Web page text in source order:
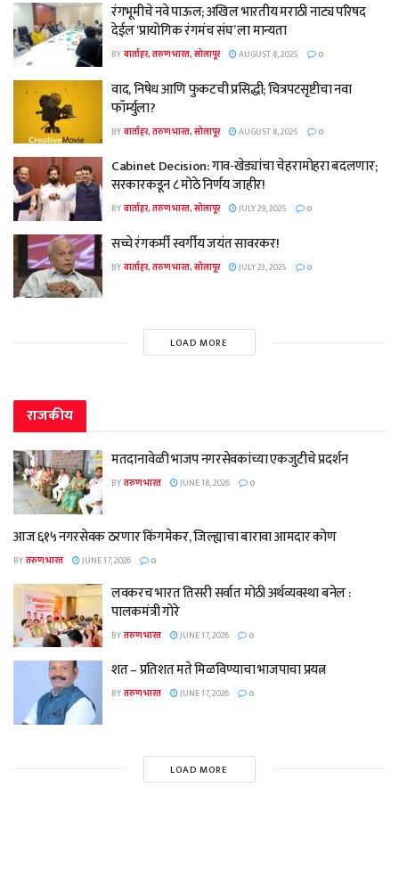
रंगभूमीचे नवे पाऊल; अखिल भारतीय मराठी नाट्य परिषद
देईल ‘प्रायोगिक रंगमंच संघ’ ला मान्यता
BYवार्ताहर, तरुण भारत, सोलापूर AUGUST 8, 2025 0
वाद, निषेध आणि फुकटची प्रसिद्धी; चित्रपटसृष्टीचा नवा
फॉर्म्युला?
BYवार्ताहर, तरुण भारत, सोलापूर AUGUST 8, 2025 0
Cabinet Decision: गाव-खेड्यांचा चेहरामोहरा बदलणार;
सरकारकडून ८ मोठे निर्णय जाहीर!
BYवार्ताहर, तरुण भारत, सोलापूर JULY 29, 2025 0
सच्चे रंगकर्मी स्वर्गीय जयंत सावरकर!
BYवार्ताहर, तरुण भारत, सोलापूर JULY 23, 2025 0
LOAD MORE
राजकीय
मतदानावेळी भाजप नगरसेवकांच्या एकजुटीचे प्रदर्शन
BYतरुण भारत JUNE 18, 2026 0
आज ६१५ नगरसेवक ठरणार किंगमेकर, जिल्ह्याचा बारावा आमदार कोण
BYतरुण भारत JUNE 17, 2026 0
लवकरच भारत तिसरी सर्वात मोठी अर्थव्यवस्था बनेल :
पालकमंत्री गोरे
BYतरुण भारत JUNE 17, 2026 0
शत – प्रतिशत मते मिळविण्याचा भाजपाचा प्रयत्न
BYतरुण भारत JUNE 17, 2026 0
LOAD MORE